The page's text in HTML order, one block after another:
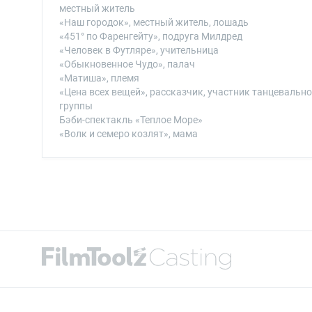
местный житель
«Наш городок», местный житель, лошадь
«451° по Фаренгейту», подруга Милдред
«Человек в Футляре», учительница
«Обыкновенное Чудо», палач
«Матиша», племя
«Цена всех вещей», рассказчик, участник
группы
Бэби-спектакль «Теплое Море»
«Волк и семеро козлят», мама